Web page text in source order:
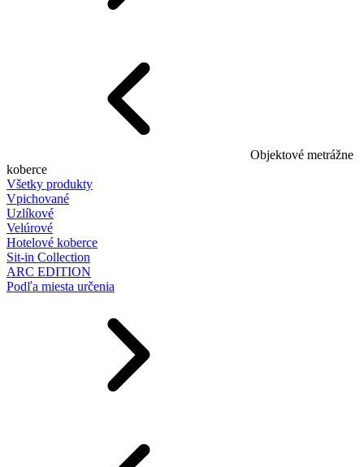
Objektové metrážne
koberce
Všetky produkty
Vpichované
Uzlíkové
Velúrové
Hotelové koberce
Sit-in Collection
ARC EDITION
Podľa miesta určenia